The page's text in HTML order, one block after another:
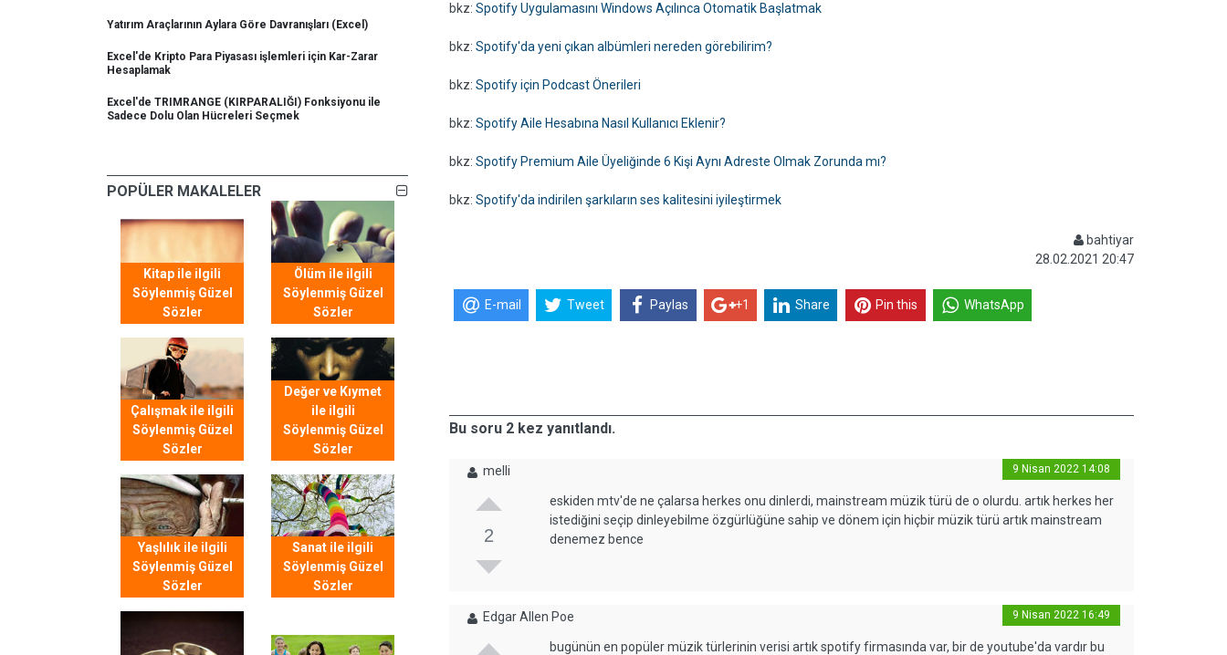
Yatırım Araçlarının Aylara Göre Davranışları (Excel)
Excel'de Kripto Para Piyasası işlemleri için Kar-Zarar
Hesaplamak
Excel'de TRIMRANGE (KIRPARALIĞI) Fonksiyonu ile
Sadece Dolu Olan Hücreleri Seçmek
POPÜLER MAKALELER
Kitap ile ilgili
Söylenmiş Güzel
Sözler
Ölüm ile ilgili
Söylenmiş Güzel
Sözler
Çalışmak ile ilgili
Söylenmiş Güzel
Sözler
Değer ve Kıymet
ile ilgili
Söylenmiş Güzel
Sözler
Yaşlılık ile ilgili
Söylenmiş Güzel
Sözler
Sanat ile ilgili
Söylenmiş Güzel
Sözler
bkz: Spotify Uygulamasını Windows Açılınca Otomatik Başlatmak
bkz: Spotify'da yeni çıkan albümleri nereden görebilirim?
bkz: Spotify için Podcast Önerileri
bkz: Spotify Aile Hesabına Nasıl Kullanıcı Eklenir?
bkz: Spotify Premium Aile Üyeliğinde 6 Kişi Aynı Adreste Olmak Zorunda mı?
bkz: Spotify'da indirilen şarkıların ses kalitesini iyileştirmek
bahtiyar
28.02.2021 20:47
E-mail Tweet Paylas +1 Share Pin this WhatsApp
Bu soru 2 kez yanıtlandı.
melli 9 Nisan 2022 14:08
2
eskiden mtv'de ne çalarsa herkes onu dinlerdi, mainstream müzik türü de o olurdu. artık herkes her
istediğini seçip dinleyebilme özgürlüğüne sahip ve dönem için hiçbir müzik türü artık mainstream
denemez bence
Edgar Allen Poe 9 Nisan 2022 16:49
bugünün en popüler müzik türlerinin verisi artık spotify firmasında var, bir de youtube'da vardır bu